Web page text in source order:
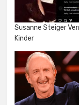
Susanne Steiger
Kinder